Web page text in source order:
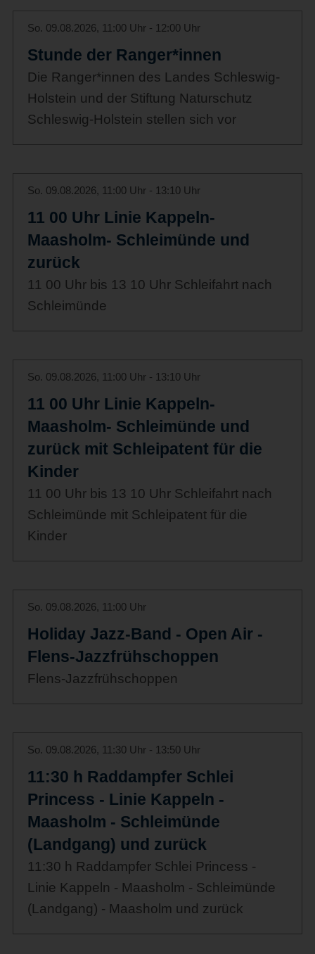
So. 09.08.2026, 11:00 Uhr - 12:00 Uhr
Stunde der Ranger*innen
Die Ranger*innen des Landes Schleswig-
Holstein und der Stiftung Naturschutz
Schleswig-Holstein stellen sich vor
So. 09.08.2026, 11:00 Uhr - 13:10 Uhr
11 00 Uhr Linie Kappeln-
Maasholm- Schleimünde und
zurück
11 00 Uhr bis 13 10 Uhr Schleifahrt nach
Schleimünde
So. 09.08.2026, 11:00 Uhr - 13:10 Uhr
11 00 Uhr Linie Kappeln-
Maasholm- Schleimünde und
zurück mit Schleipatent für die
Kinder
11 00 Uhr bis 13 10 Uhr Schleifahrt nach
Schleimünde mit Schleipatent für die
Kinder
So. 09.08.2026, 11:00 Uhr
Holiday Jazz-Band - Open Air -
Flens-Jazzfrühschoppen
Flens-Jazzfrühschoppen
So. 09.08.2026, 11:30 Uhr - 13:50 Uhr
11:30 h Raddampfer Schlei
Princess - Linie Kappeln -
Maasholm - Schleimünde
(Landgang) und zurück
11:30 h Raddampfer Schlei Princess -
Linie Kappeln - Maasholm - Schleimünde
(Landgang) - Maasholm und zurück